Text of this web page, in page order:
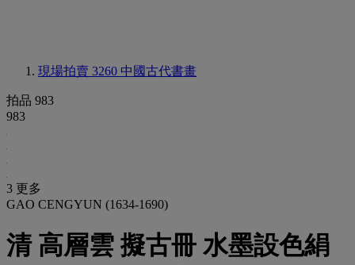
現場拍賣 3260 中國古代書畫
拍品 983
983
3 更多
GAO CENGYUN (1634-1690)
清 高層雲 擬古冊 水墨設色絹